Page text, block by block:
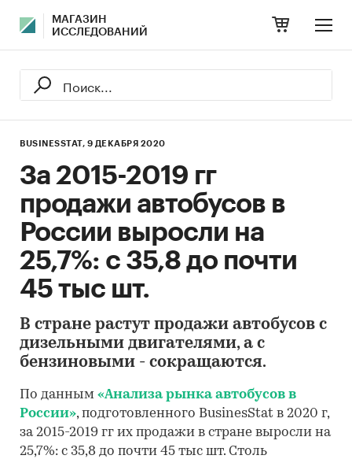
МАГАЗИН
ИССЛЕДОВАНИЙ
BUSINESSTAT, 9 ДЕКАБРЯ 2020
За 2015-2019 гг
продажи автобусов в
России выросли на
25,7%: с 35,8 до почти
45 тыс шт.
В стране растут продажи автобусов с
дизельными двигателями, а с
бензиновыми - сокращаются.
По данным «Анализа рынка автобусов в
России», подготовленного BusinesStat в 2020 г,
за 2015-2019 гг их продажи в стране выросли на
25,7%: с 35,8 до почти 45 тыс шт. Столь